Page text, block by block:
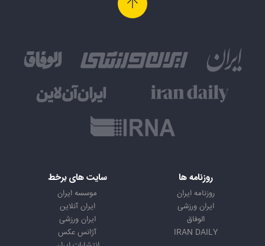
روزنامه ها
روزنامه ایران
ایران ورزشی
الوفاق
IRAN DAILY
سایت های برخط
موسسه ایران
ایران آنلاین
ایران ورزشی
آژانس عکس